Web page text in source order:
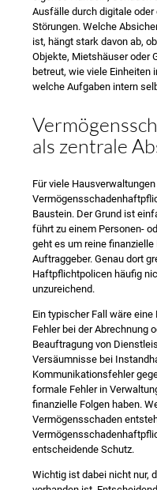
Ausfälle durch digitale
Störungen. Welche
ist, hängt stark davon ab,
Objekte, Mietshäuser oder
betreut, wie viele Einheiten
welche Aufgaben intern
als zentrale
Für viele
Baustein. Der Grund ist
führt zu einem Personen-
geht es um reine
Auftraggeber. Genau dort
Haftpflichtpolicen häufig
unzureichend.
Ein typischer Fall wäre
Fehler bei der Abrechnung
Beauftragung von
Versäumnisse bei
Kommunikationsfehler
formale Fehler in
finanzielle Folgen haben.
Vermögensschaden
entscheidende Schutz.
Wichtig ist dabei nicht nur,